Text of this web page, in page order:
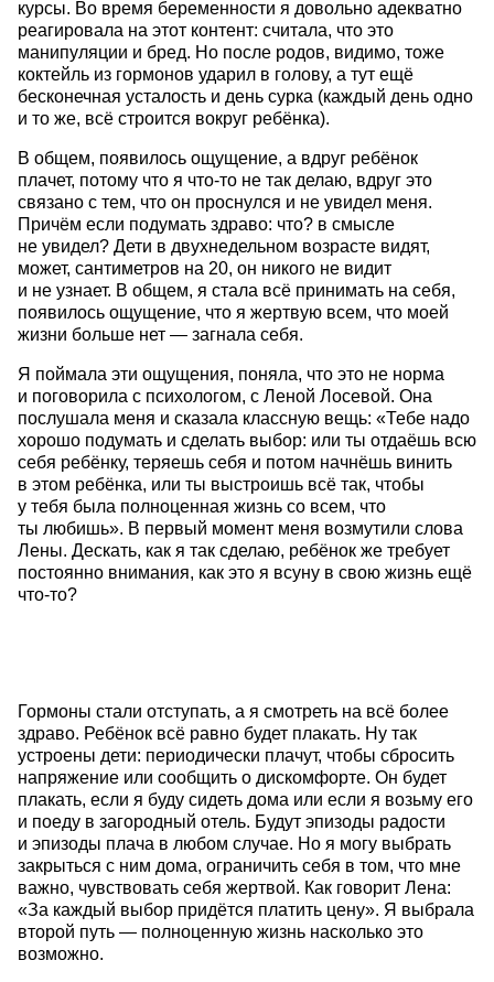
курсы. Во время беременности я довольно адекватно
реагировала на этот контент: считала, что это
манипуляции и бред. Но после родов, видимо, тоже
коктейль из гормонов ударил в голову, а тут ещё
бесконечная усталость и день сурка (каждый день одно
и то же, всё строится вокруг ребёнка).
В общем, появилось ощущение, а вдруг ребёнок
плачет, потому что я что-то не так делаю, вдруг это
связано с тем, что он проснулся и не увидел меня.
Причём если подумать здраво: что? в смысле
не увидел? Дети в двухнедельном возрасте видят,
может, сантиметров на 20, он никого не видит
и не узнает. В общем, я стала всё принимать на себя,
появилось ощущение, что я жертвую всем, что моей
жизни больше нет — загнала себя.
Я поймала эти ощущения, поняла, что это не норма
и поговорила с психологом, с Леной Лосевой. Она
послушала меня и сказала классную вещь: «Тебе надо
хорошо подумать и сделать выбор: или ты отдаёшь всю
себя ребёнку, теряешь себя и потом начнёшь винить
в этом ребёнка, или ты выстроишь всё так, чтобы
у тебя была полноценная жизнь со всем, что
ты любишь». В первый момент меня возмутили слова
Лены. Дескать, как я так сделаю, ребёнок же требует
постоянно внимания, как это я всуну в свою жизнь ещё
что-то?
Гормоны стали отступать, а я смотреть на всё более
здраво. Ребёнок всё равно будет плакать. Ну так
устроены дети: периодически плачут, чтобы сбросить
напряжение или сообщить о дискомфорте. Он будет
плакать, если я буду сидеть дома или если я возьму его
и поеду в загородный отель. Будут эпизоды радости
и эпизоды плача в любом случае. Но я могу выбрать
закрыться с ним дома, ограничить себя в том, что мне
важно, чувствовать себя жертвой. Как говорит Лена:
«За каждый выбор придётся платить цену». Я выбрала
второй путь — полноценную жизнь насколько это
возможно.